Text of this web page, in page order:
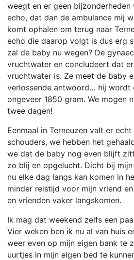
weegt en er geen
echo, dat dan de ambulance mij
komt ophalen om terug naar
echo die daarop volgt is dus erg
zal de baby nu wegen? De
vruchtwater en concludeert dat
vruchtwater is. Ze meet de baby
verlossende antwoord… hij wordt
ongeveer 1850 gram. We mogen
twee dagen!
Eenmaal in Terneuzen valt er
schouders, we hebben het
we dat de baby nog even blijft
zo blij en opgelucht. Dicht bij
nu elke dag langs kan komen in
minder reistijd voor mijn vriend
en vrienden vaker langskomen.
Ik mag dat weekend zelfs een
Vier weken ben ik nu al van huis
weer even op mijn eigen bank te
uurtjes in mijn eigen bed te